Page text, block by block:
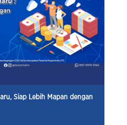
Siap Lebih Mapan dengan